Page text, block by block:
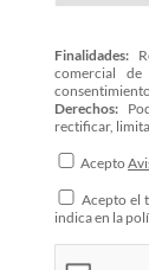
Finalidades:
comercial
Derechos:
rectificar,
Acepto
Acepto el
indica en la